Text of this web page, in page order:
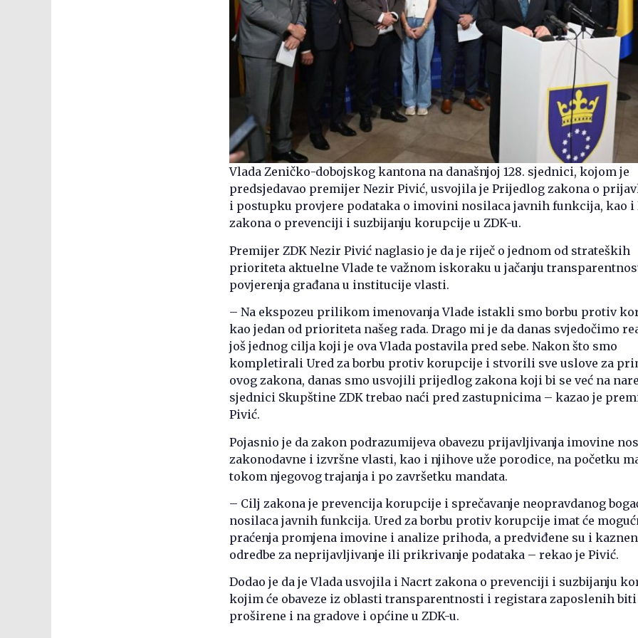
Vlada Zeničko-dobojskog kantona na današnjoj 128. sjednici, kojom je
predsjedavao premijer Nezir Pivić, usvojila je Prijedlog zakona o
i postupku provjere podataka o imovini nosilaca javnih funkcija, kao i
zakona o prevenciji i suzbijanju korupcije u ZDK-u.
Premijer ZDK Nezir Pivić naglasio je da je riječ o jednom od strateških
prioriteta aktuelne Vlade te važnom iskoraku u jačanju
povjerenja građana u institucije vlasti.
– Na ekspozeu prilikom imenovanja Vlade istakli smo borbu protiv
kao jedan od prioriteta našeg rada. Drago mi je da danas svjedočimo
još jednog cilja koji je ova Vlada postavila pred sebe. Nakon što smo
kompletirali Ured za borbu protiv korupcije i stvorili sve uslove za
ovog zakona, danas smo usvojili prijedlog zakona koji bi se već na
sjednici Skupštine ZDK trebao naći pred zastupnicima – kazao je
Pivić.
Pojasnio je da zakon podrazumijeva obavezu prijavljivanja imovine
zakonodavne i izvršne vlasti, kao i njihove uže porodice, na početku
tokom njegovog trajanja i po završetku mandata.
– Cilj zakona je prevencija korupcije i sprečavanje neopravdanog
nosilaca javnih funkcija. Ured za borbu protiv korupcije imat će
praćenja promjena imovine i analize prihoda, a predviđene su i
odredbe za neprijavljivanje ili prikrivanje podataka – rekao je Pivić.
Dodao je da je Vlada usvojila i Nacrt zakona o prevenciji i suzbijanju
kojim će obaveze iz oblasti transparentnosti i registara zaposlenih biti
proširene i na gradove i općine u ZDK-u.